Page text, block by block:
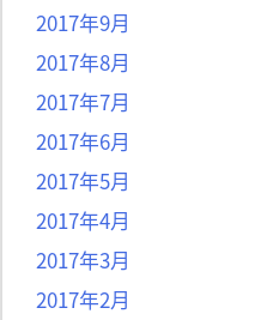
2017年9月
2017年8月
2017年7月
2017年6月
2017年5月
2017年4月
2017年3月
2017年2月